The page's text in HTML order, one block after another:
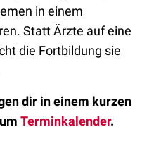
in einem
Statt Ärzte auf eine
die Fortbildung sie
dir in einem kurzen
Terminkalender.